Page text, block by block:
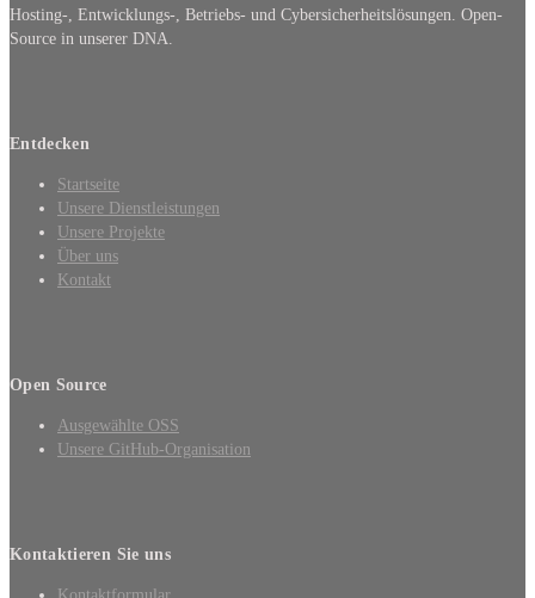
Hosting-, Entwicklungs-, Betriebs- und Cybersicherheitslösungen. Open-
Source in unserer DNA.
Entdecken
Startseite
Unsere Dienstleistungen
Unsere Projekte
Über uns
Kontakt
Open Source
Ausgewählte OSS
Unsere GitHub-Organisation
Kontaktieren Sie uns